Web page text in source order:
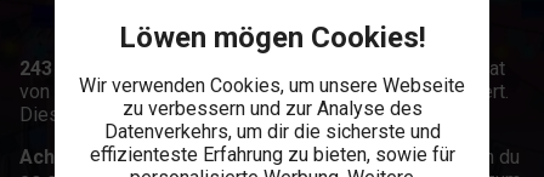
243 Mexicana,
243 Mexicana ist ein Online Spielautomat
von Synot, der den spanischen Tag der Toten thematisiert.
Dieser ist einer der wichtigsten Feiertage in Mexiko.
Achte auf:The Big Symbol. Du wirst es erkennen, wenn du
Löwen mögen Cookies!
Wir verwenden Cookies, um unsere Webseite
zu verbessern und zur Analyse des
Datenverkehrs, um dir die sicherste und
effizienteste Erfahrung zu bieten, sowie für